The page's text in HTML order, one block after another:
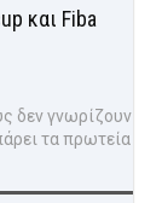
και Fiba
δεν γνωρίζουν
τα πρωτεία